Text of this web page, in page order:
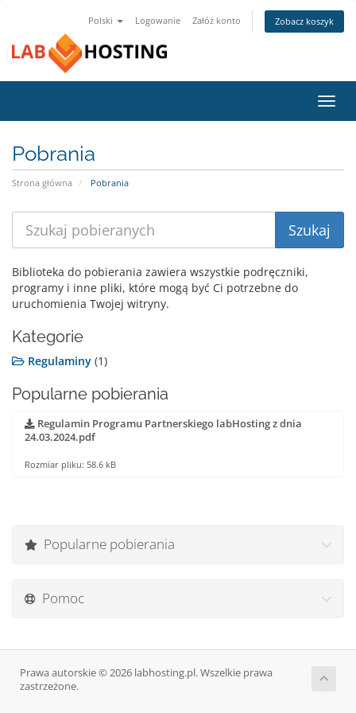
Polski Logowanie Załóż konto Zobacz koszyk
Pobrania
Strona główna Pobrania
Biblioteka do pobierania zawiera wszystkie podręczniki,
programy i inne pliki, które mogą być Ci potrzebne do
uruchomienia Twojej witryny.
Kategorie
Regulaminy (1)
Popularne pobierania
Regulamin Programu Partnerskiego labHosting z dnia
24.03.2024.pdf
Rozmiar pliku: 58.6 kB
Popularne pobierania
Pomoc
Prawa autorskie © 2026 labhosting.pl. Wszelkie prawa
zastrzeżone.